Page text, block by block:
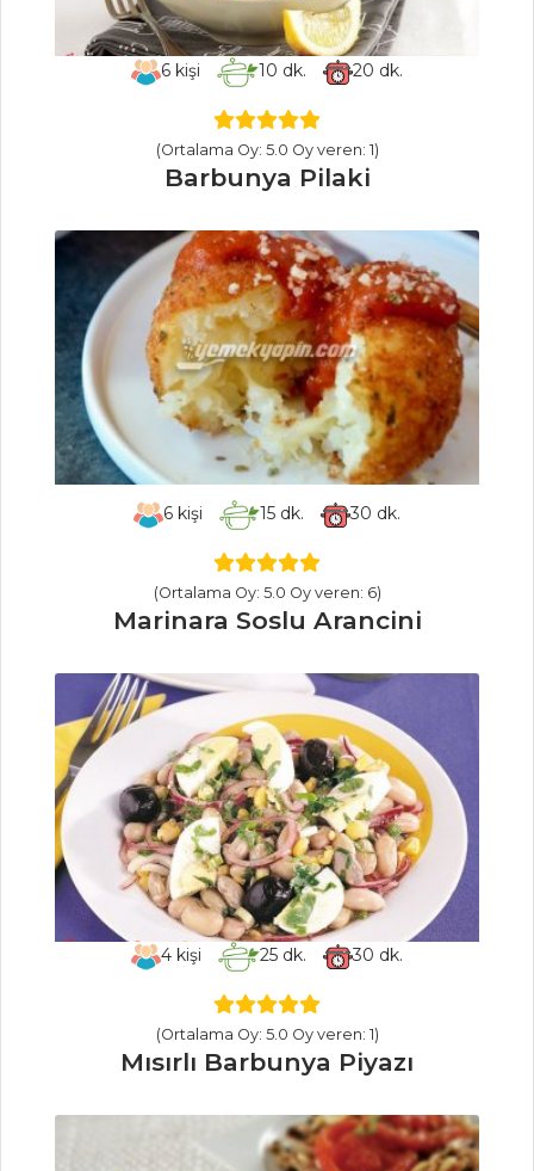
Tarifleri
MERCİMEKLİ
KUZU YAHNİ
İç Pilavlı Dalyan
Köfte
KESTANELİ ET
SOTE
Et Yemekleri Tüm
Tarifleri
BALIK
YEMEKLERI
Şaraplı Balık
Levrek Fileto
Balık Yemekleri
Tüm Tarifleri
PILAV VE
MAKARNA
Ispanak Soslu
Makarna
BULGUR PİLAVI
Pilav ve Makarna
6 kişi 10 dk. 20 dk.
(Ortalama Oy: 5.0 Oy veren: 1)
Barbunya Pilaki
6kişi 15 dk. 30 dk.
(Ortalama Oy: 5.0 Oy veren: 6)
Marinara Soslu Arancini
4 kişi 25dk. 30 dk.
(Ortalama Oy: 5.0 Oy veren: 1)
Mısırlı Barbunya Piyazı